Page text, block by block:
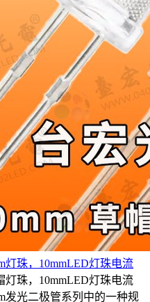
灯珠，10mmLED灯珠电流
灯珠，10mmLED灯珠电流
发光二极管系列中的一种规